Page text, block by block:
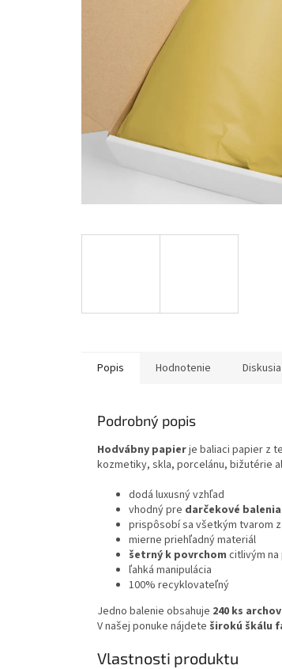
Popis Hodnotenie Diskusia
Podrobný popis
Hodvábny papierje baliaci papier z
kozmetiky, skla, porcelánu, bižutérie
dodá luxusný vzhľad
vhodný pre darčekové balenia
prispôsobí sa všetkým tvarom
mierne priehľadný materiál
šetrný k povrchom citlivým
ľahká manipulácia
100% recyklovateľný
Jedno balenie obsahuje 240 ks archov
V našej ponuke nájdete širokú škálu
Vlastnosti produktu